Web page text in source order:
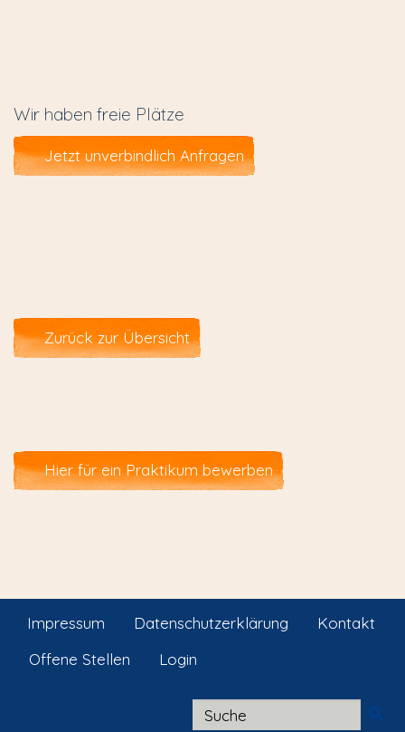
Wir haben freie Plätze
Jetzt unverbindlich Anfragen
Zurück zur Übersicht
Hier für ein Praktikum bewerben
Impressum Datenschutzerklärung
Kontakt
Offene Stellen
Login